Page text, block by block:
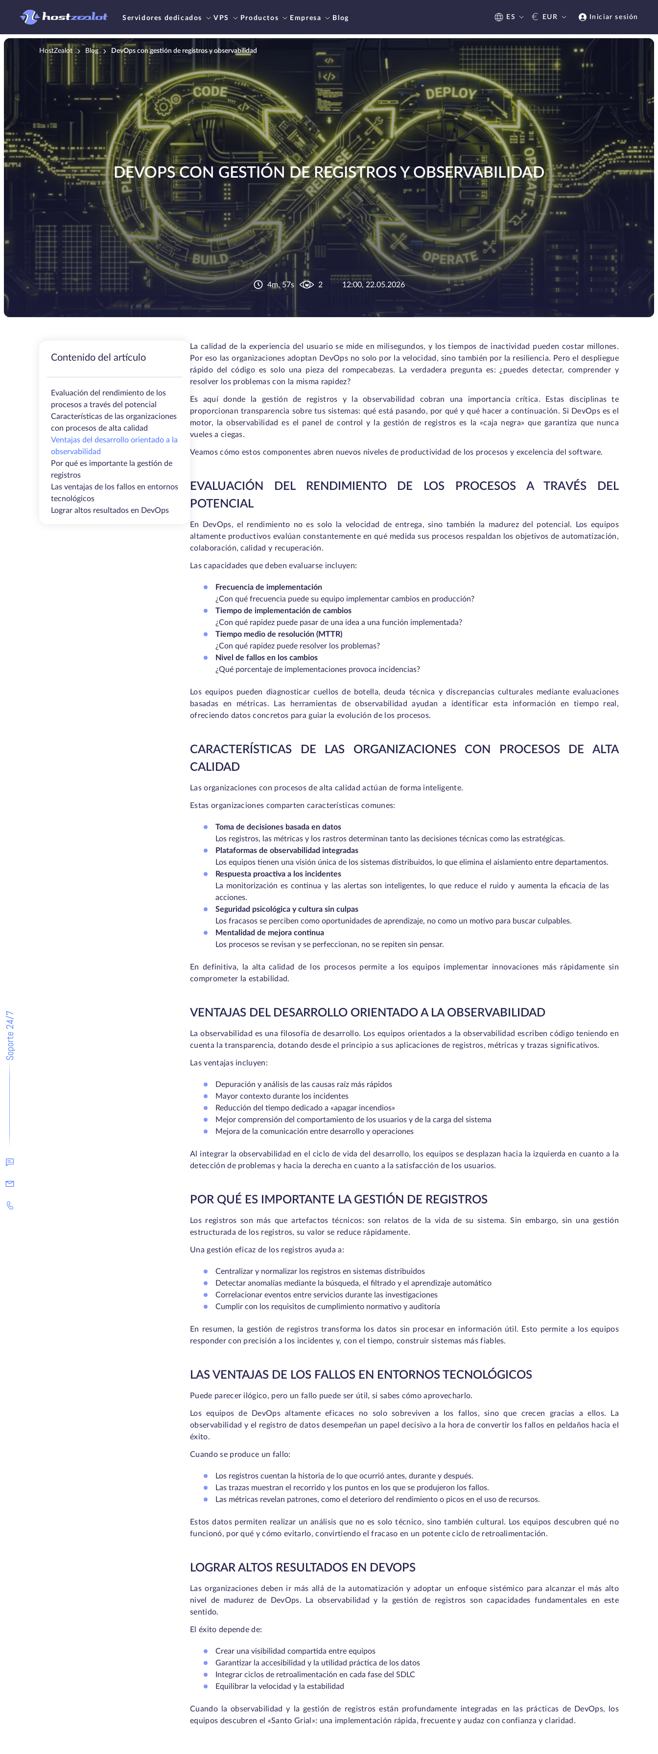
Servidores dedicados VPS Productos Empresa Blog ES € EUR Iniciar sesión
Soporte 24/7
HostZealot Blog DevOps con gestión de registros y observabilidad
DEVOPS CON GESTIÓN DE REGISTROS Y OBSERVABILIDAD
4m, 57s 2 12:00, 22.05.2026
Contenido del artículo
Evaluación del rendimiento de los
procesos a través del potencial
Características de las organizaciones
con procesos de alta calidad
Ventajas del desarrollo orientado a la
observabilidad
Por qué es importante la gestión de
registros
Las ventajas de los fallos en entornos
tecnológicos
Lograr altos resultados en DevOps
La calidad de la experiencia del usuario se mide en milisegundos, y los tiempos de inactividad pueden costar millones.
Por eso las organizaciones adoptan DevOps no solo por la velocidad, sino también por la resiliencia. Pero el despliegue
rápido del código es solo una pieza del rompecabezas. La verdadera pregunta es: ¿puedes detectar, comprender y
resolver los problemas con la misma rapidez?
Es aquí donde la gestión de registros y la observabilidad cobran una importancia crítica. Estas disciplinas te
proporcionan transparencia sobre tus sistemas: qué está pasando, por qué y qué hacer a continuación. Si DevOps es el
motor, la observabilidad es el panel de control y la gestión de registros es la «caja negra» que garantiza que nunca
vueles a ciegas.
Veamos cómo estos componentes abren nuevos niveles de productividad de los procesos y excelencia del software.
EVALUACIÓN DEL RENDIMIENTO DE LOS PROCESOS A TRAVÉS DEL
POTENCIAL
En DevOps, el rendimiento no es solo la velocidad de entrega, sino también la madurez del potencial. Los equipos
altamente productivos evalúan constantemente en qué medida sus procesos respaldan los objetivos de automatización,
colaboración, calidad y recuperación.
Las capacidades que deben evaluarse incluyen:
Frecuencia de implementación
¿Con qué frecuencia puede su equipo implementar cambios en producción?
Tiempo de implementación de cambios
¿Con qué rapidez puede pasar de una idea a una función implementada?
Tiempo medio de resolución (MTTR)
¿Con qué rapidez puede resolver los problemas?
Nivel de fallos en los cambios
¿Qué porcentaje de implementaciones provoca incidencias?
Los equipos pueden diagnosticar cuellos de botella, deuda técnica y discrepancias culturales mediante evaluaciones
basadas en métricas. Las herramientas de observabilidad ayudan a identificar esta información en tiempo real,
ofreciendo datos concretos para guiar la evolución de los procesos.
CARACTERÍSTICAS DE LAS ORGANIZACIONES CON PROCESOS DE ALTA
CALIDAD
Las organizaciones con procesos de alta calidad actúan de forma inteligente.
Estas organizaciones comparten características comunes:
Toma de decisiones basada en datos
Los registros, las métricas y los rastros determinan tanto las decisiones técnicas como las estratégicas.
Plataformas de observabilidad integradas
Los equipos tienen una visión única de los sistemas distribuidos, lo que elimina el aislamiento entre departamentos.
Respuesta proactiva a los incidentes
La monitorización es continua y las alertas son inteligentes, lo que reduce el ruido y aumenta la eficacia de las
acciones.
Seguridad psicológica y cultura sin culpas
Los fracasos se perciben como oportunidades de aprendizaje, no como un motivo para buscar culpables.
Mentalidad de mejora continua
Los procesos se revisan y se perfeccionan, no se repiten sin pensar.
En definitiva, la alta calidad de los procesos permite a los equipos implementar innovaciones más rápidamente sin
comprometer la estabilidad.
VENTAJAS DEL DESARROLLO ORIENTADO A LA OBSERVABILIDAD
La observabilidad es una filosofía de desarrollo. Los equipos orientados a la observabilidad escriben código teniendo en
cuenta la transparencia, dotando desde el principio a sus aplicaciones de registros, métricas y trazas significativos.
Las ventajas incluyen:
Depuración y análisis de las causas raíz más rápidos
Mayor contexto durante los incidentes
Reducción del tiempo dedicado a «apagar incendios»
Mejor comprensión del comportamiento de los usuarios y de la carga del sistema
Mejora de la comunicación entre desarrollo y operaciones
Al integrar la observabilidad en el ciclo de vida del desarrollo, los equipos se desplazan hacia la izquierda en cuanto a la
detección de problemas y hacia la derecha en cuanto a la satisfacción de los usuarios.
POR QUÉ ES IMPORTANTE LA GESTIÓN DE REGISTROS
Los registros son más que artefactos técnicos: son relatos de la vida de su sistema. Sin embargo, sin una gestión
estructurada de los registros, su valor se reduce rápidamente.
Una gestión eficaz de los registros ayuda a:
Centralizar y normalizar los registros en sistemas distribuidos
Detectar anomalías mediante la búsqueda, el filtrado y el aprendizaje automático
Correlacionar eventos entre servicios durante las investigaciones
Cumplir con los requisitos de cumplimiento normativo y auditoría
En resumen, la gestión de registros transforma los datos sin procesar en información útil. Esto permite a los equipos
responder con precisión a los incidentes y, con el tiempo, construir sistemas más fiables.
LAS VENTAJAS DE LOS FALLOS EN ENTORNOS TECNOLÓGICOS
Puede parecer ilógico, pero un fallo puede ser útil, si sabes cómo aprovecharlo.
Los equipos de DevOps altamente eficaces no solo sobreviven a los fallos, sino que crecen gracias a ellos. La
observabilidad y el registro de datos desempeñan un papel decisivo a la hora de convertir los fallos en peldaños hacia el
éxito.
Cuando se produce un fallo:
Los registros cuentan la historia de lo que ocurrió antes, durante y después.
Las trazas muestran el recorrido y los puntos en los que se produjeron los fallos.
Las métricas revelan patrones, como el deterioro del rendimiento o picos en el uso de recursos.
Estos datos permiten realizar un análisis que no es solo técnico, sino también cultural. Los equipos descubren qué no
funcionó, por qué y cómo evitarlo, convirtiendo el fracaso en un potente ciclo de retroalimentación.
LOGRAR ALTOS RESULTADOS EN DEVOPS
Las organizaciones deben ir más allá de la automatización y adoptar un enfoque sistémico para alcanzar el más alto
nivel de madurez de DevOps. La observabilidad y la gestión de registros son capacidades fundamentales en este
sentido.
El éxito depende de:
Crear una visibilidad compartida entre equipos
Garantizar la accesibilidad y la utilidad práctica de los datos
Integrar ciclos de retroalimentación en cada fase del SDLC
Equilibrar la velocidad y la estabilidad
Cuando la observabilidad y la gestión de registros están profundamente integradas en las prácticas de DevOps, los
equipos descubren el «Santo Grial»: una implementación rápida, frecuente y audaz con confianza y claridad.